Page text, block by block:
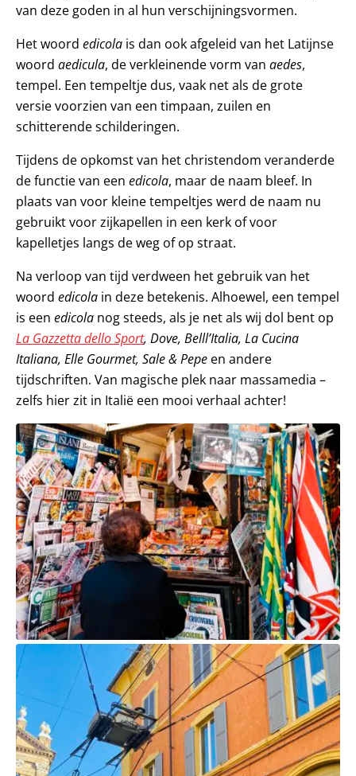
van deze goden in al hun verschijningsvormen.
Het woord edicola is dan ook afgeleid van het Latijnse
woord aedicula, de verkleinende vorm van aedes,
tempel. Een tempeltje dus, vaak net als de grote
versie voorzien van een timpaan, zuilen en
schitterende schilderingen.
Tijdens de opkomst van het christendom veranderde
de functie van een edicola, maar de naam bleef. In
plaats van voor kleine tempeltjes werd de naam nu
gebruikt voor zijkapellen in een kerk of voor
kapelletjes langs de weg of op straat.
Na verloop van tijd verdween het gebruik van het
woord edicola in deze betekenis. Alhoewel, een tempel
is een edicola nog steeds, als je net als wij dol bent op
La Gazzetta dello Sport, Dove, Belll’Italia, La Cucina
Italiana, Elle Gourmet, Sale & Pepe en andere
tijdschriften. Van magische plek naar massamedia –
zelfs hier zit in Italië een mooi verhaal achter!